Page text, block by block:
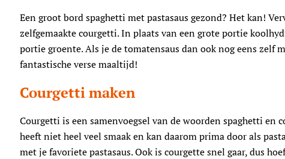
Een groot bord spaghetti met pastasaus gezond? Het kan!
zelfgemaakte courgetti. In plaats van een grote portie
portie groente. Als je de tomatensaus dan ook nog eens zelf
fantastische verse maaltijd!
Courgetti maken
Courgetti is een samenvoegsel van de woorden spaghetti en
heeft niet heel veel smaak en kan daarom prima door als
met je favoriete pastasaus. Ook is courgette snel gaar, dus